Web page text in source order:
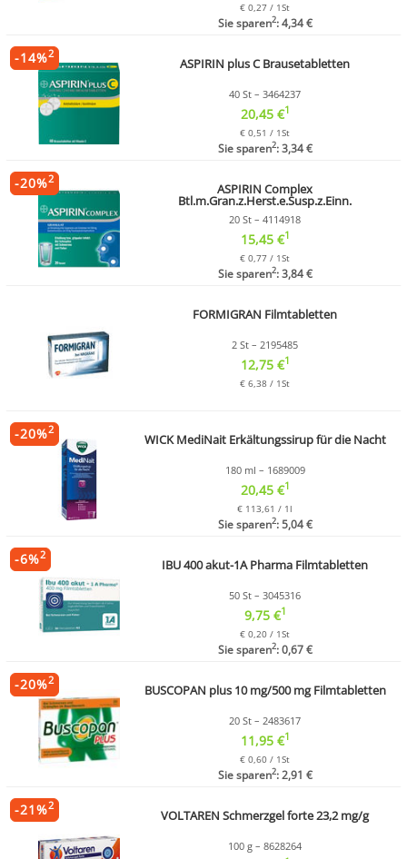
€ 0,27 / 1St
Sie sparen2: 4,34 €
ASPIRIN plus C Brausetabletten
40 St – 3464237
20,45 €1
€ 0,51 / 1St
Sie sparen2: 3,34 €
-14%2
ASPIRIN Complex
Btl.m.Gran.z.Herst.e.Susp.z.Einn.
20 St – 4114918
15,45 €1
€ 0,77 / 1St
Sie sparen2: 3,84 €
-20%2
FORMIGRAN Filmtabletten
2 St – 2195485
12,75 €1
€ 6,38 / 1St
WICK MediNait Erkältungssirup für die Nacht
180 ml – 1689009
20,45 €1
€ 113,61 / 1l
Sie sparen2: 5,04 €
-20%2
IBU 400 akut-1A Pharma Filmtabletten
50 St – 3045316
9,75 €1
€ 0,20 / 1St
Sie sparen2: 0,67 €
-6%2
BUSCOPAN plus 10 mg/500 mg Filmtabletten
20 St – 2483617
11,95 €1
€ 0,60 / 1St
Sie sparen2: 2,91 €
-20%2
VOLTAREN Schmerzgel forte 23,2 mg/g
100 g – 8628264
-21%2